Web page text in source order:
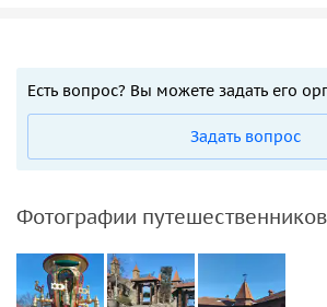
Есть вопрос? Вы можете задать его
Задать вопрос
Фотографии путешественников